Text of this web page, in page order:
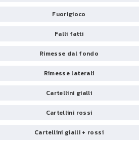
Fuorigioco
Falli fatti
Rimesse dal fondo
Rimesse laterali
Cartellini gialli
Cartellini rossi
Cartellini gialli + rossi
CLASSIFICA
Pt
76
67
SERIE B
Squadra
1
2